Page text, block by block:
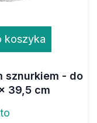
koszyka
sznurkiem - do
39,5 cm